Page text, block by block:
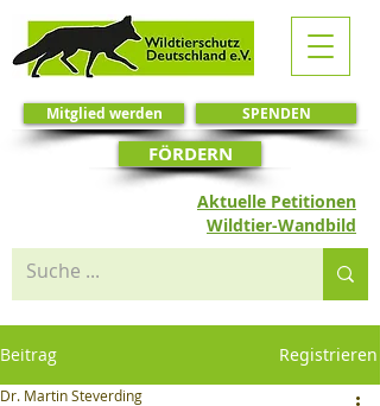
SPENDEN
Mitglied werden
Aktuelle Petitionen
FÖRDERN
Wildtier-Wandbild
Beitrag Registrieren
Dr. Martin Steverding